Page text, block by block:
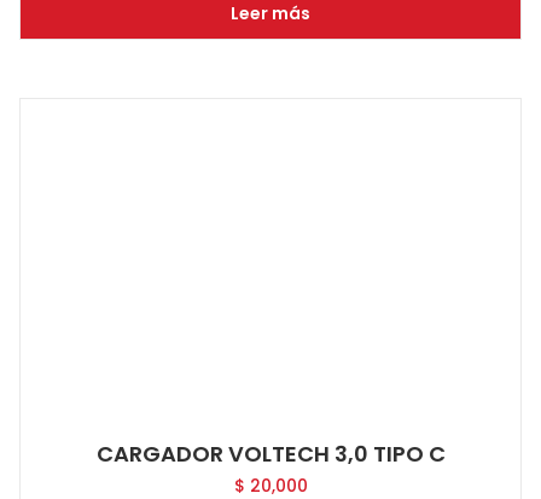
Leer más
CARGADOR VOLTECH 3,0 TIPO C
$ 20,000